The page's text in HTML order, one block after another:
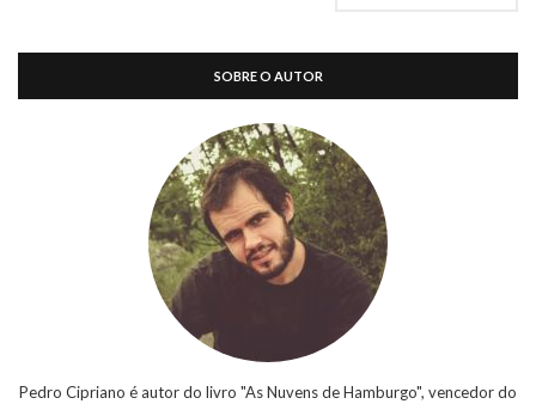
SOBRE O AUTOR
Pedro Cipriano é autor do livro "As Nuvens de Hamburgo", vencedor do